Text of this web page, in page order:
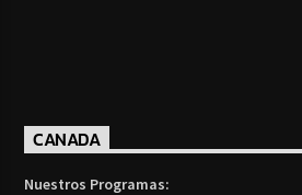
CANADA
Nuestros Programas: